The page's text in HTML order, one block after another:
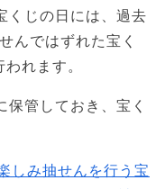
くじの日には、過去
んではずれた宝く
れます。
管しておき、宝く
しみ抽せんを行う宝